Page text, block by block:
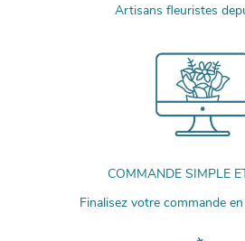
Artisans fleuristes
COMMANDE SIMPLE
Finalisez votre commande